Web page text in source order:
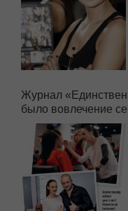
Журнал
было вовлечение